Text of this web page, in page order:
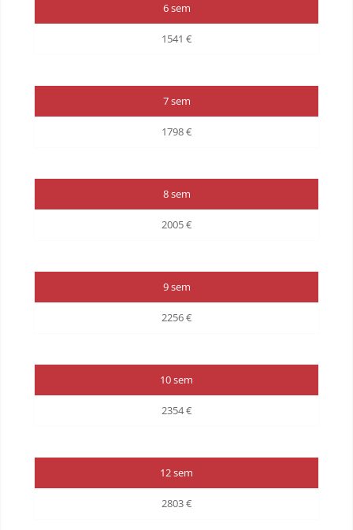
6 sem
1541 €
7 sem
1798 €
8 sem
2005 €
9 sem
2256 €
10 sem
2354 €
12 sem
2803 €